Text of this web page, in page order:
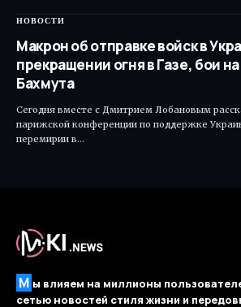
НОВОСТИ
Макрон об отправке войск в
прекращении огня в Газе, бои
Бахмута
Сегодня вместе с Дмитрием Лобановым
парижской конференции по поддержке
перемирии в…
М ы влияем на миллионы
сетью новостей стиля жизни и